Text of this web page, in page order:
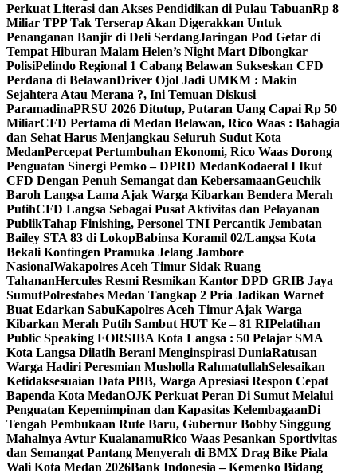
Perkuat Literasi dan Akses Pendidikan di Pulau TabuanRp 8
Miliar TPP Tak Terserap Akan Digerakkan Untuk
Penanganan Banjir di Deli SerdangJaringan Pod Getar di
Tempat Hiburan Malam Helen’s Night Mart Dibongkar
PolisiPelindo Regional 1 Cabang Belawan Sukseskan CFD
Perdana di BelawanDriver Ojol Jadi UMKM : Makin
Sejahtera Atau Merana ?, Ini Temuan Diskusi
ParamadinaPRSU 2026 Ditutup, Putaran Uang Capai Rp 50
MiliarCFD Pertama di Medan Belawan, Rico Waas : Bahagia
dan Sehat Harus Menjangkau Seluruh Sudut Kota
MedanPercepat Pertumbuhan Ekonomi, Rico Waas Dorong
Penguatan Sinergi Pemko – DPRD MedanKodaeral I Ikut
CFD Dengan Penuh Semangat dan KebersamaanGeuchik
Baroh Langsa Lama Ajak Warga Kibarkan Bendera Merah
PutihCFD Langsa Sebagai Pusat Aktivitas dan Pelayanan
PublikTahap Finishing, Personel TNI Percantik Jembatan
Bailey STA 83 di LokopBabinsa Koramil 02/Langsa Kota
Bekali Kontingen Pramuka Jelang Jambore
NasionalWakapolres Aceh Timur Sidak Ruang
TahananHercules Resmi Resmikan Kantor DPD GRIB Jaya
SumutPolrestabes Medan Tangkap 2 Pria Jadikan Warnet
Buat Edarkan SabuKapolres Aceh Timur Ajak Warga
Kibarkan Merah Putih Sambut HUT Ke – 81 RIPelatihan
Public Speaking FORSIBA Kota Langsa : 50 Pelajar SMA
Kota Langsa Dilatih Berani Menginspirasi DuniaRatusan
Warga Hadiri Peresmian Musholla RahmatullahSelesaikan
Ketidaksesuaian Data PBB, Warga Apresiasi Respon Cepat
Bapenda Kota MedanOJK Perkuat Peran Di Sumut Melalui
Penguatan Kepemimpinan dan Kapasitas KelembagaanDi
Tengah Pembukaan Rute Baru, Gubernur Bobby Singgung
Mahalnya Avtur KualanamuRico Waas Pesankan Sportivitas
dan Semangat Pantang Menyerah di BMX Drag Bike Piala
Wali Kota Medan 2026Bank Indonesia – Kemenko Bidang